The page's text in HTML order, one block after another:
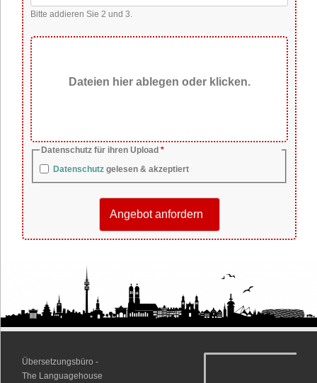
Bitte addieren Sie 2 und 3.
Dateien hier ablegen oder klicken.
Pflichtfeld
Datenschutz für ihren Upload *
Datenschutz gelesen & akzeptiert
Übersetzungsbüro -
The Languagehouse